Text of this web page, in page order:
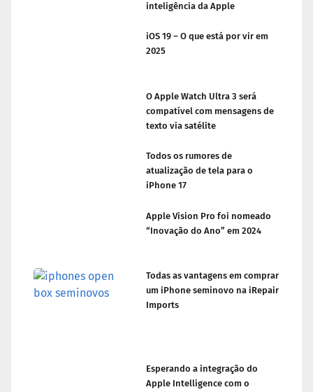
inteligência da Apple
iOS 19 – O que está por vir em
2025
O Apple Watch Ultra 3 será
compatível com mensagens de
texto via satélite
Todos os rumores de
atualização de tela para o
iPhone 17
Apple Vision Pro foi nomeado
“Inovação do Ano” em 2024
Todas as vantagens em comprar
um iPhone seminovo na iRepair
Imports
Esperando a integração do
Apple Intelligence com o